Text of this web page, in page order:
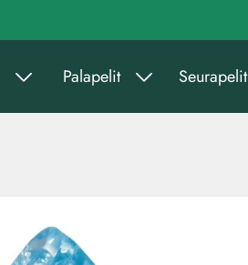
Palapelit Seurapelit